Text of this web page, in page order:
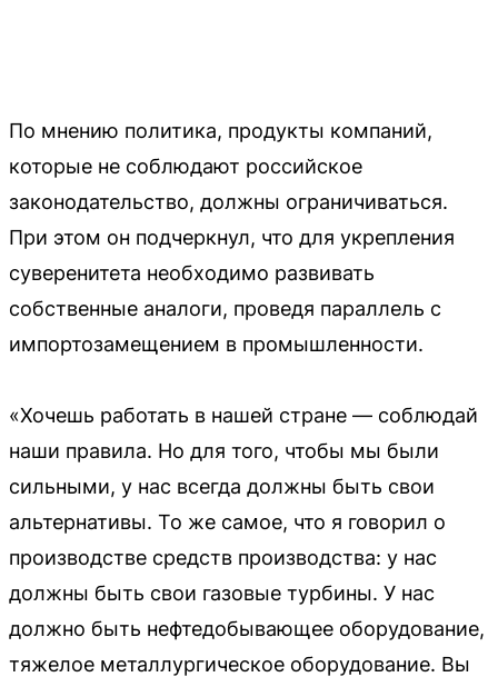
По мнению политика, продукты компаний,
которые не соблюдают российское
законодательство, должны ограничиваться.
При этом он подчеркнул, что для укрепления
суверенитета необходимо развивать
собственные аналоги, проведя параллель с
импортозамещением в промышленности.
«Хочешь работать в нашей стране — соблюдай
наши правила. Но для того, чтобы мы были
сильными, у нас всегда должны быть свои
альтернативы. То же самое, что я говорил о
производстве средств производства: у нас
должны быть свои газовые турбины. У нас
должно быть нефтедобывающее оборудование,
тяжелое металлургическое оборудование. Вы